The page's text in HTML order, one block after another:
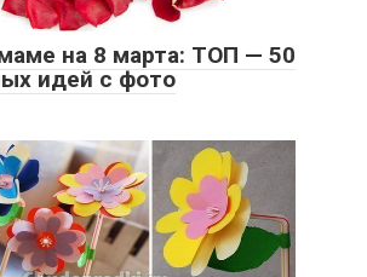
на 8 марта: ТОП — 50
идей с фото